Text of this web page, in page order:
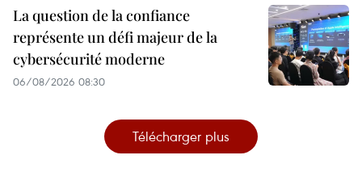
La question de la confiance
représente un défi majeur de la
cybersécurité moderne
06/08/2026 08:30
Télécharger plus